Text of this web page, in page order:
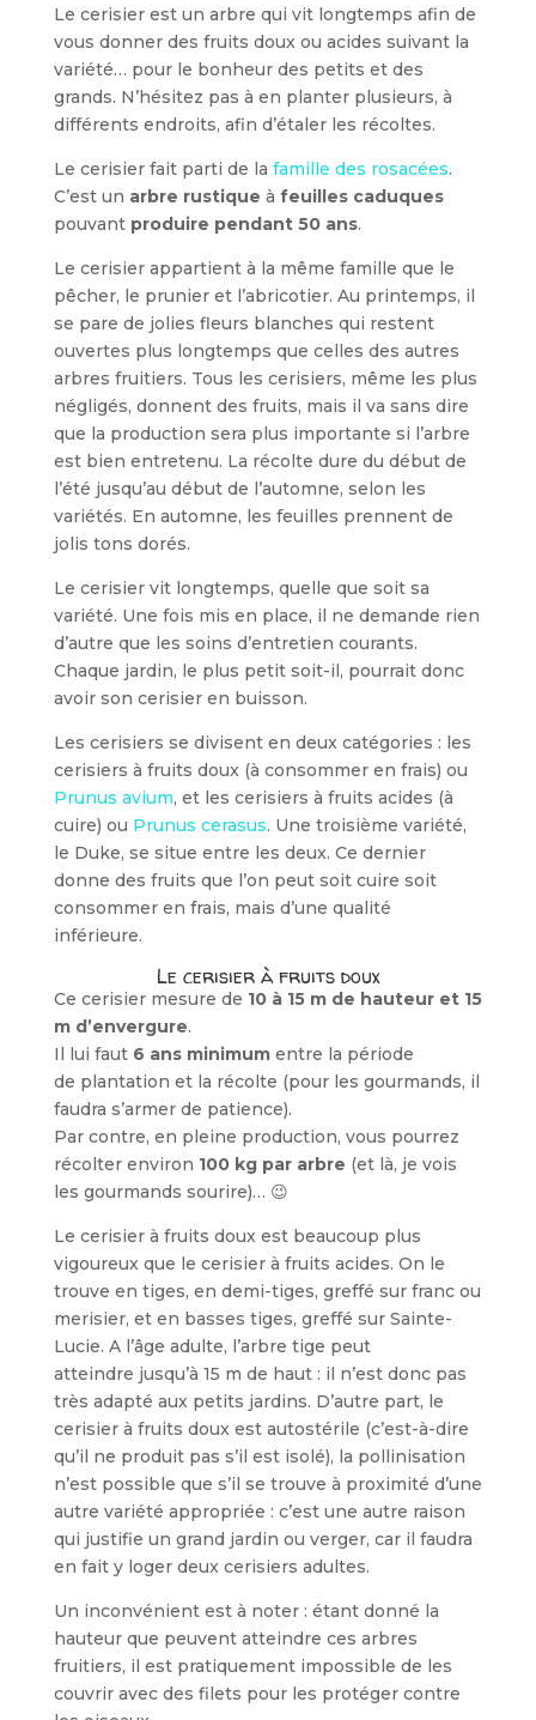
Le cerisier est un arbre qui vit longtemps afin de
vous donner des fruits doux ou acides suivant la
variété… pour le bonheur des petits et des
grands. N’hésitez pas à en planter plusieurs, à
différents endroits, afin d’étaler les récoltes.
Le cerisier fait parti de la famille des rosacées.
C’est un arbre rustique à feuilles caduques
pouvant produire pendant 50 ans.
Le cerisier appartient à la même famille que le
pêcher, le prunier et l’abri­cotier. Au printemps, il
se pare de jolies fleurs blanches qui restent
ouvertes plus longtemps que celles des autres
arbres fruitiers. Tous les cerisiers, même les plus
négligés, donnent des fruits, mais il va sans dire
que la production sera plus importante si l’arbre
est bien entretenu. La récolte dure du début de
l’été jusqu’au début de l’automne, selon les
variétés. En automne, les feuilles pren­nent de
jolis tons dorés.
Le cerisier vit longtemps, quelle que soit sa
variété. Une fois mis en place, il ne demande rien
d’autre que les soins d’entretien courants.
Chaque jardin, le plus petit soit-il, pourrait donc
avoir son cerisier en buisson.
Les cerisiers se divisent en deux caté­gories : les
cerisiers à fruits doux (à con­sommer en frais) ou
Prunus avium, et les cerisiers à fruits acides (à
cuire) ou Pru­nus cerasus. Une troisième variété,
le Duke, se situe entre les deux. Ce dernier
donne des fruits que l’on peut soit cuire soit
consommer en frais, mais d’une qualité
inférieure.
Le cerisier à fruits doux
Ce cerisier mesure de 10 à 15 m de hauteur et 15
m d’envergure.
Il lui faut 6 ans minimumentre la période
de plantation et la récolte (pour les gourmands, il
faudra s’armer de patience).
Par contre, en pleine production, vous pourrez
récolter environ 100 kg par arbre (et là, je vois
les gourmands sourire)… 😉
Le cerisier à fruits doux est beaucoup plus
vigoureux que le cerisier à fruits aci­des. On le
trouve en tiges, en demi-tiges, greffé sur franc ou
merisier, et en basses tiges, greffé sur Sainte-
Lucie. A l’âge adulte, l’arbre tige peut
atteindre jusqu’à 15 m de haut : il n’est donc pas
très adapté aux petits jardins. D’autre part, le
cerisier à fruits doux est autostérile (c’est-à-dire
qu’il ne produit pas s’il est isolé), la pollinisation
n’est possible que s’il se trouve à proxi­mité d’une
autre variété appropriée : c’est une autre raison
qui justifie un grand jardin ou verger, car il faudra
en fait y loger deux cerisiers adultes.
Un inconvénient est à noter : étant donné la
hauteur que peuvent atteindre ces arbres
fruitiers, il est pratiquement impossible de les
couvrir avec des filets pour les protéger contre